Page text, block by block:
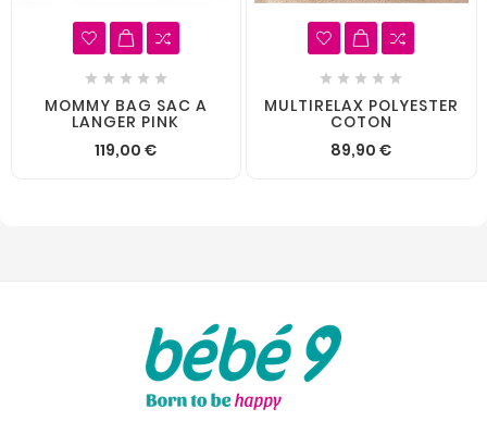
    
MOMMY BAG SAC A
LANGER PINK
119,00 €
    
MULTIRELAX POLYESTER
COTON
89,90 €